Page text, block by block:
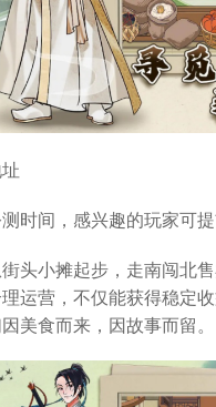
时间，感兴趣的玩家可
头小摊起步，走南闯北
运营，不仅能获得稳定
美食而来，因故事而留。